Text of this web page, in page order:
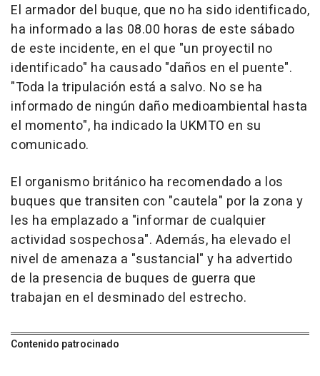
El armador del buque, que no ha sido identificado,
ha informado a las 08.00 horas de este sábado
de este incidente, en el que "un proyectil no
identificado" ha causado "daños en el puente".
"Toda la tripulación está a salvo. No se ha
informado de ningún daño medioambiental hasta
el momento", ha indicado la UKMTO en su
comunicado.
El organismo británico ha recomendado a los
buques que transiten con "cautela" por la zona y
les ha emplazado a "informar de cualquier
actividad sospechosa". Además, ha elevado el
nivel de amenaza a "sustancial" y ha advertido
de la presencia de buques de guerra que
trabajan en el desminado del estrecho.
Contenido patrocinado